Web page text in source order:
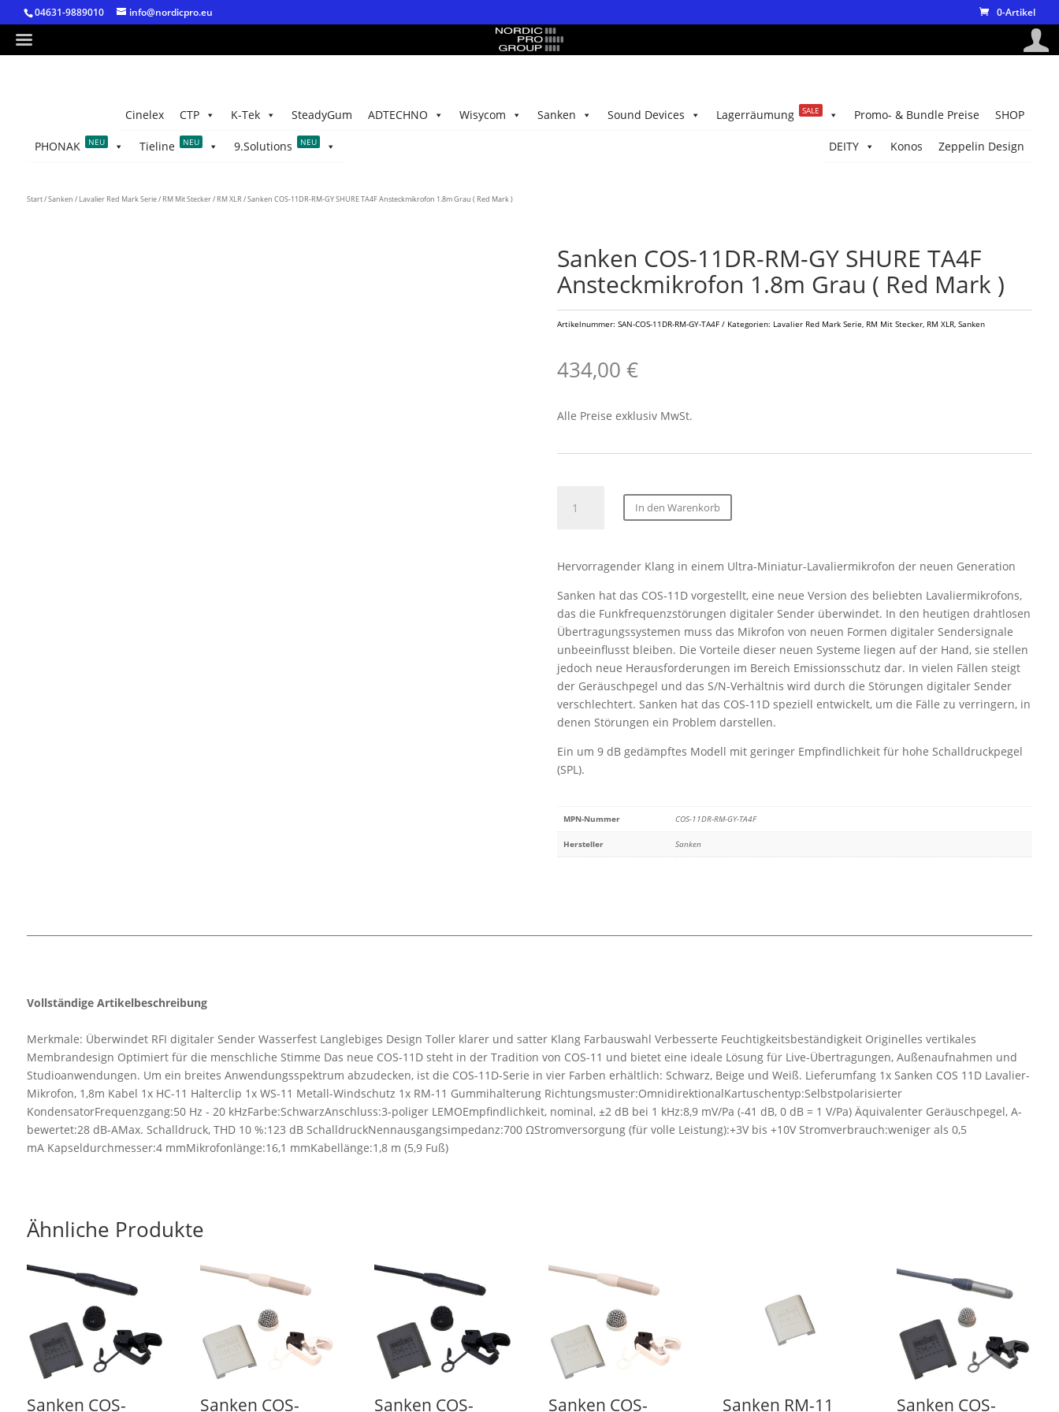
04631-9889010 info@nordicpro.eu 0-Artikel
SHOP
Promo- & Bundle Preise
Lagerräumung SALE
Sound Devices
Sanken
Wisycom
ADTECHNO
SteadyGum
K-Tek
CTP
Cinelex
Zeppelin Design
Konos
DEITY
PHONAK NEU Tieline NEU 9.Solutions NEU
Start/Sanken / Lavalier Red Mark Serie/ RM Mit Stecker/ RM XLR/ Sanken COS-11DR-RM-GY SHURE TA4F Ansteckmikrofon 1.8m Grau ( Red Mark )
Sanken COS-11DR-RM-GY SHURE TA4F
Ansteckmikrofon 1.8m Grau ( Red Mark )
Artikelnummer:SAN-COS-11DR-RM-GY-TA4F Kategorien: Lavalier Red Mark Serie, RM Mit Stecker, RM XLR,Sanken
434,00€
Alle Preise exklusiv MwSt.
COS-
GY
TA4F
Ansteckmikrofon
1.8m
Grau
(
Red
Mark
)
Menge
In den Warenkorb
Hervorragender Klang in einem Ultra-Miniatur-Lavaliermikrofon der neuen Generation
Sanken hat das COS-11D vorgestellt, eine neue Version des beliebten Lavaliermikrofons,
das die Funkfrequenzstörungen digitaler Sender überwindet. In den heutigen drahtlosen
Übertragungssystemen muss das Mikrofon von neuen Formen digitaler Sendersignale
unbeeinflusst bleiben. Die Vorteile dieser neuen Systeme liegen auf der Hand, sie stellen
jedoch neue Herausforderungen im Bereich Emissionsschutz dar. In vielen Fällen steigt
der Geräuschpegel und das S/N-Verhältnis wird durch die Störungen digitaler Sender
verschlechtert. Sanken hat das COS-11D speziell entwickelt, um die Fälle zu verringern, in
denen Störungen ein Problem darstellen.
Ein um 9 dB gedämpftes Modell mit geringer Empfindlichkeit für hohe Schalldruckpegel
(SPL).
MPN-Nummer COS-11DR-RM-GY-TA4F
Hersteller Sanken
Vollständige Artikelbeschreibung
Merkmale: Überwindet RFI digitaler Sender Wasserfest Langlebiges Design Toller klarer und satter Klang Farbauswahl Verbesserte Feuchtigkeitsbeständigkeit Originelles vertikales
Membrandesign Optimiert für die menschliche Stimme Das neue COS-11D steht in der Tradition von COS-11 und bietet eine ideale Lösung für Live-Übertragungen, Außenaufnahmen und
Studioanwendungen. Um ein breites Anwendungsspektrum abzudecken, ist die COS-11D-Serie in vier Farben erhältlich: Schwarz, Beige und Weiß. Lieferumfang 1x Sanken COS 11D Lavalier-
Mikrofon, 1,8m Kabel 1x HC-11 Halterclip 1x WS-11 Metall-Windschutz 1x RM-11 Gummihalterung Richtungsmuster:OmnidirektionalKartuschentyp:Selbstpolarisierter
KondensatorFrequenzgang:50 Hz - 20 kHzFarbe:SchwarzAnschluss:3-poliger LEMOEmpfindlichkeit, nominal, ±2 dB bei 1 kHz:8,9 mV/Pa (-41 dB, 0 dB = 1 V/Pa) Äquivalenter Geräuschpegel, A-
bewertet:28 dB-AMax. Schalldruck, THD 10 %:123 dB SchalldruckNennausgangsimpedanz:700 ΩStromversorgung (für volle Leistung):+3V bis +10V Stromverbrauch:weniger als 0,5
mA Kapseldurchmesser:4 mmMikrofonlänge:16,1 mmKabellänge:1,8 m (5,9 Fuß)
Ähnliche Produkte
Sanken COS- Sanken COS- Sanken COS- Sanken COS- Sanken RM-11 Sanken COS-